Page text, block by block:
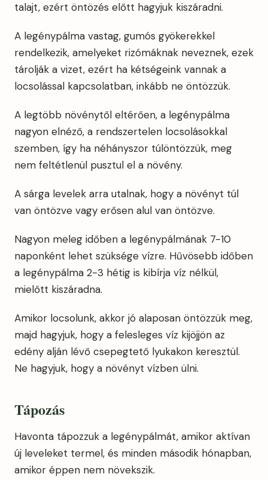
talajt, ezért öntözés előtt hagyjuk kiszáradni.
A legénypálma vastag, gumós gyökerekkel
rendelkezik, amelyeket rizómáknak neveznek, ezek
tárolják a vizet, ezért ha kétségeink vannak a
locsolással kapcsolatban, inkább ne öntözzük.
A legtöbb növénytől eltérően, a legénypálma
nagyon elnéző, a rendszertelen locsolásokkal
szemben, így ha néhányszor túlöntözzük, meg
nem feltétlenül pusztul el a növény.
A sárga levelek arra utalnak, hogy a növényt túl
van öntözve vagy erősen alul van öntözve.
Nagyon meleg időben a legénypálmának 7-10
naponként lehet szüksége vízre. Hűvösebb időben
a legénypálma 2-3 hétig is kibírja víz nélkül,
mielőtt kiszáradna.
Amikor locsolunk, akkor jó alaposan öntözzük meg,
majd hagyjuk, hogy a felesleges víz kijöjjön az
edény alján lévő csepegtető lyukakon keresztül.
Ne hagyjuk, hogy a növényt vízben ülni.
Tápozás
Havonta tápozzuk a legénypálmát, amikor aktívan
új leveleket termel, és minden második hónapban,
amikor éppen nem növekszik.